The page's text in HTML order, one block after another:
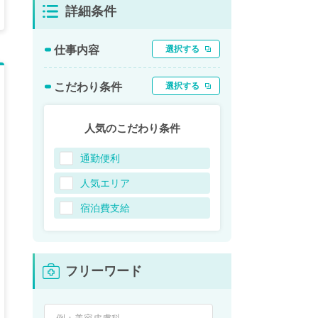
詳細条件
仕事内容 選択する
こだわり条件 選択する
人気のこだわり条件
通勤便利
人気エリア
宿泊費支給
フリーワード